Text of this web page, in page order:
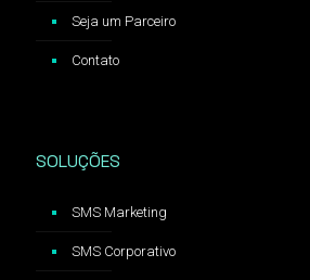
Seja um Parceiro
Contato
SOLUÇÕES
SMS Marketing
SMS Corporativo